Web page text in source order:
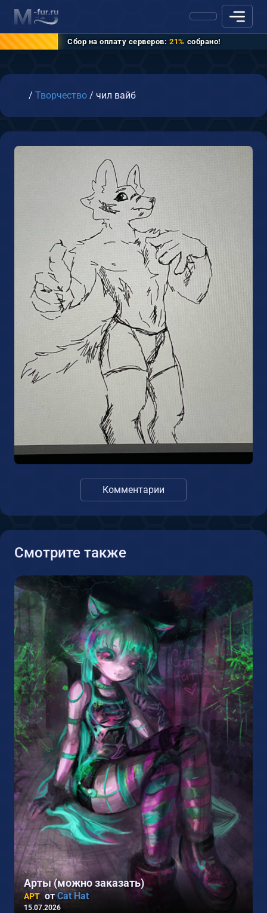
Сбор на оплату серверов: 21% собрано!
Главная
/ Творчество / чил вайб
Комментарии
Смотрите также
Арты (можно заказать)
АРТ отCat Hat
15.07.2026